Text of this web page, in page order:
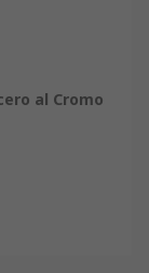
al Cromo